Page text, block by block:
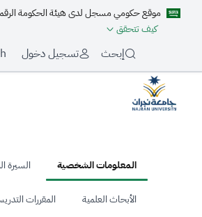
موقع حكومي مسجل لدى هيئة الحكومة
كيف تتحقق
إبحث تسجيل دخول
المعلومات الشخصية السيرة
الأبحاث العلمية المقررات